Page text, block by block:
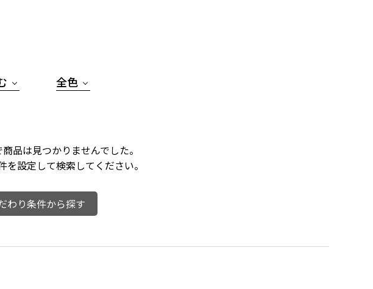
全色
品は見つかりませんでした。
を設定して検索してください。
わり条件から探す